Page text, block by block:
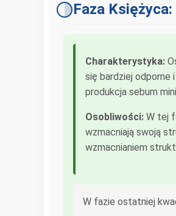
Faza
Charakterystyka:
się bardziej odporne
produkcja sebum
Osobliwości: W tej
wzmacniają swoją
wzmacnianiem
W fazie ostatniej